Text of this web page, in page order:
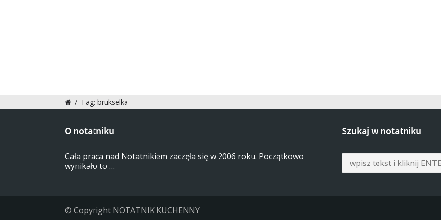
/ Tag: brukselka
O notatniku
Cała praca nad Notatnikiem zaczęła się w 2006 roku. Początkowo
wynikało to …
Szukaj w notatniku
© Copyright NOTATNIK KUCHENNY